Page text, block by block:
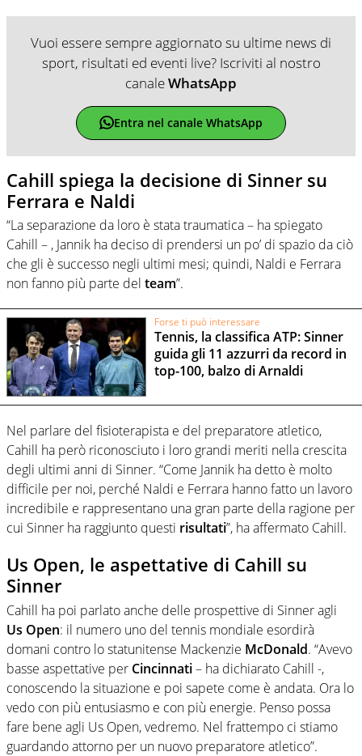
Vuoi essere sempre aggiornato su ultime news di
sport, risultati ed eventi live? Iscriviti al nostro
canaleWhatsApp
Entra nel canale WhatsApp
Cahill spiega la decisione di Sinner su
Ferrara e Naldi
“La separazione da loro è stata traumatica – ha spiegato
Cahill – , Jannik ha deciso di prendersi un po’ di spazio da ciò
che gli è successo negli ultimi mesi; quindi, Naldi e Ferrara
non fanno più parte del team”.
Forse ti può interessare
Tennis, la classifica ATP: Sinner
guida gli 11 azzurri da record in
top-100, balzo di Arnaldi
Nel parlare del fisioterapista e del preparatore atletico,
Cahill ha però riconosciuto i loro grandi meriti nella crescita
degli ultimi anni di Sinner. “Come Jannik ha detto è molto
difficile per noi, perché Naldi e Ferrara hanno fatto un lavoro
incredibile e rappresentano una gran parte della ragione per
cui Sinner ha raggiunto questi risultati”, ha affermato Cahill.
Us Open, le aspettative di Cahill su
Sinner
Cahill ha poi parlato anche delle prospettive di Sinner agli
Us Open: il numero uno del tennis mondiale esordirà
domani contro lo statunitense Mackenzie McDonald. “Avevo
basse aspettative per Cincinnati– ha dichiarato Cahill -,
conoscendo la situazione e poi sapete come è andata. Ora lo
vedo con più entusiasmo e con più energie. Penso possa
fare bene agli Us Open, vedremo. Nel frattempo ci stiamo
guardando attorno per un nuovo preparatore atletico”.